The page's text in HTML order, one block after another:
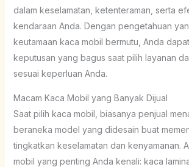
dalam keselamatan, ketenteraman, serta
kendaraan Anda. Dengan pengetahuan
keutamaan kaca mobil bermutu, Anda
keputusan yang bagus saat pilih layanan
sesuai keperluan Anda.
Macam Kaca Mobil yang Banyak Dijual
Saat pilih kaca mobil, biasanya penjual
beraneka model yang didesain buat
tingkatkan keselamatan dan kenyamanan.
mobil yang penting Anda kenali: kaca